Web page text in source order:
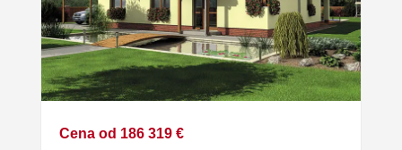
Cena od 186 319 €